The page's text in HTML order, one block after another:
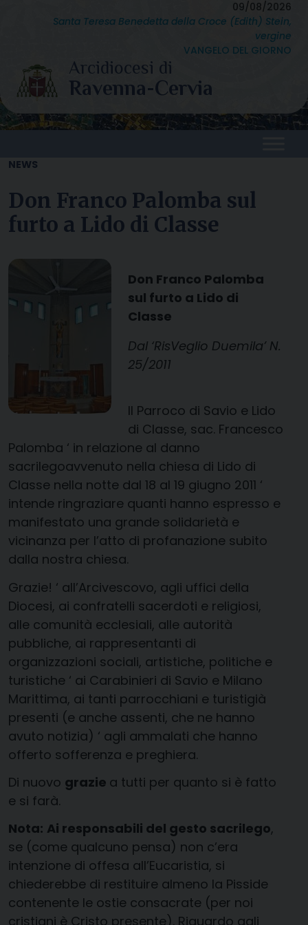
09/08/2026
Santa Teresa Benedetta della Croce (Edith) Stein,
vergine
VANGELO DEL GIORNO
NEWS
Don Franco Palomba sul
furto a Lido di Classe
Don Franco Palomba
sul furto a Lido di
Classe
Dal ‘RisVeglio Duemila’ N.
25/2011
Il Parroco di Savio e Lido
di Classe, sac. Francesco
Palomba ‘ in relazione al danno
sacrilegoavvenuto nella chiesa di Lido di
Classe nella notte dal 18 al 19 giugno 2011 ‘
intende ringraziare quanti hanno espresso e
manifestato una grande solidarietà e
vicinanza per l’atto di profanazione subito
dalla nostra chiesa.
Grazie! ‘ all’Arcivescovo, agli uffici della
Diocesi, ai confratelli sacerdoti e religiosi,
alle comunità ecclesiali, alle autorità
pubbliche, ai rappresentanti di
organizzazioni sociali, artistiche, politiche e
turistiche ‘ ai Carabinieri di Savio e Milano
Marittima, ai tanti parrocchiani e turistigià
presenti (e anche assenti, che ne hanno
avuto notizia) ‘ agli ammalati che hanno
offerto sofferenza e preghiera.
Di nuovo grazie a tutti per quanto si è fatto
e si farà.
Nota: Ai responsabili del gesto sacrilego,
se (come qualcuno pensa) non c’era
intenzione di offesa all’Eucaristia, si
chiederebbe di restituire almeno la Pisside
contenente le ostie consacrate (per noi
cristiani è Cristo presente). Riguardo agli